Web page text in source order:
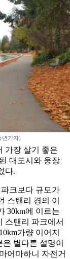
년기자)
가장 살기 좋은
대도시와 웅장
다.
크보다 규모가
스탠리 경의 이
30km에 이르는
스탠리 파크에서
가량 이어지
별다른 설명이
어마하니 자전거